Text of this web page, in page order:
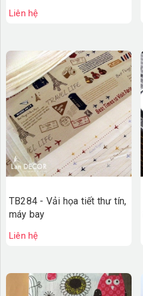
Liên hệ
TB284 - Vải họa tiết thư tín,
máy bay
Liên hệ